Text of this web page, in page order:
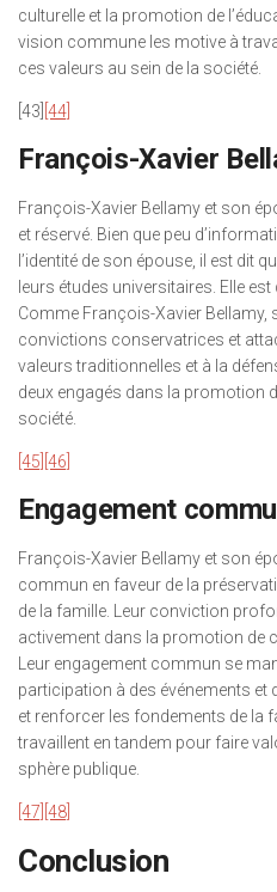
culturelle et la promotion de
vision commune les motive à
ces valeurs au sein de la société.
[43] [44]
François-Xavier
François-Xavier Bellamy et son
et réservé. Bien que peu
l’identité de son épouse, il est dit
leurs études universitaires. Elle
Comme François-Xavier Bellamy,
convictions conservatrices et
valeurs traditionnelles et à la
deux engagés dans la promotion
société.
[45] [46]
Engagement
François-Xavier Bellamy et son
commun en faveur de la
de la famille. Leur conviction
activement dans la promotion de
Leur engagement commun se
participation à des événements et
et renforcer les fondements de la
travaillent en tandem pour faire
sphère publique.
[47] [48]
Conclusion